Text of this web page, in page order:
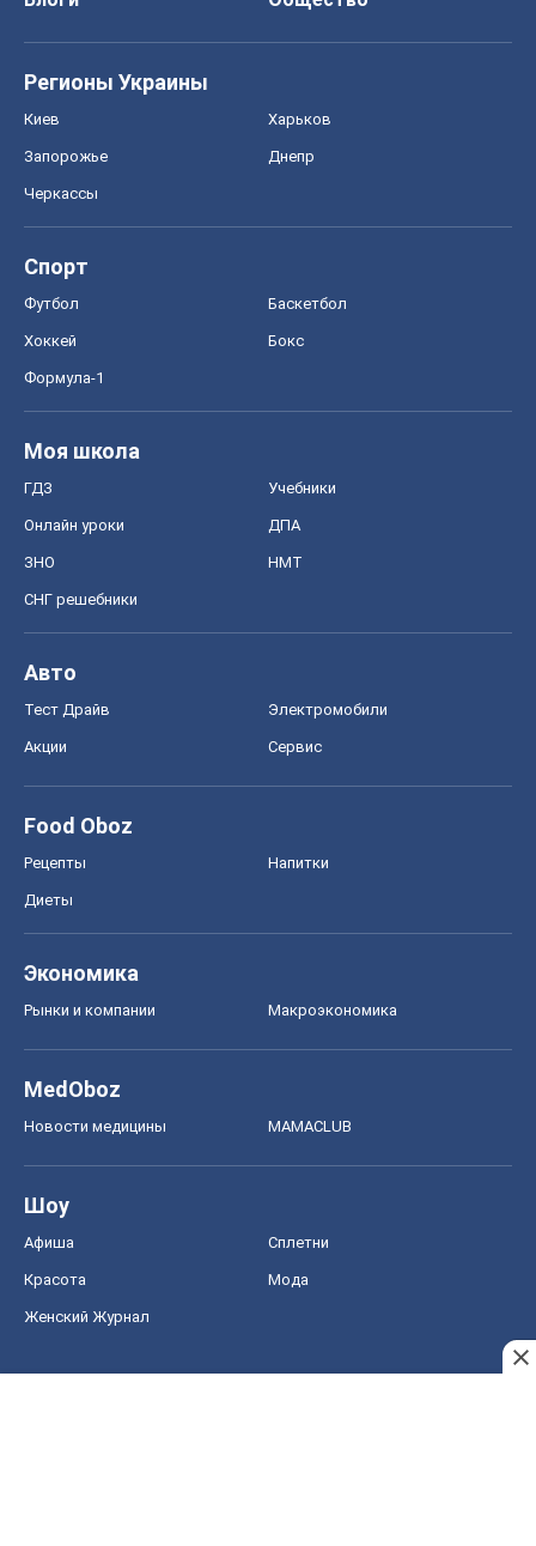
Регионы Украины
Киев Харьков
Запорожье Днепр
Черкассы
Спорт
Футбол Баскетбол
Хоккей Бокс
Формула-1
Моя школа
ГДЗ Учебники
Онлайн уроки ДПА
ЗНО НМТ
СНГ решебники
Авто
Тест Драйв Электромобили
Акции Сервис
Food Oboz
Рецепты Напитки
Диеты
Экономика
Рынки и компании Mакроэкономика
MedOboz
Новости медицины MAMACLUB
Шоу
Афиша Сплетни
Красота Мода
Женский Журнал